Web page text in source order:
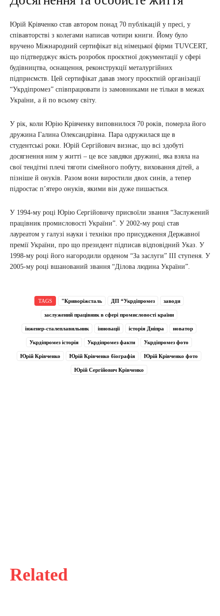
Related
Юрій Крівченко став автором понад 70 публікацій у пресі, у
співавторстві з колегами написав чотири книги. Йому було
вручено Міжнародний сертифікат від німецької фірми TUVCERT,
що підтверджує якість розробок проєктної документації у сфері
будівництва, оснащення, реконструкції металургійних
підприємств. Цей сертифікат давав змогу проєктній організації
“Укрдіпромез” співпрацювати із замовниками не тільки в межах
України, а й по всьому світу.
У рік, коли Юрію Крівченку виповнилося 70 років, померла його
дружина Галина Олександрівна. Пара одружилася ще в
студентські роки. Юрій Сергійович визнає, що всі здобуті
досягнення ним у житті – це все завдяки дружині, яка взяла на
свої тендітні плечі тяготи сімейного побуту, виховання дітей, а
пізніше й онуків. Разом вони виростили двох синів, а тепер
підростає п’ятеро онуків, якими він дуже пишається.
У 1994-му році Юрію Сергійовичу присвоїли звання “Заслужений
працівник промисловості України”. У 2002-му році став
лауреатом у галузі науки і техніки про присудження Державної
премії України, про що президент підписав відповідний Указ. У
1998-му році його нагородили орденом “За заслуги” III ступеня. У
2005-му році вшанований звання “Ділова людина України”.
TAGS "Криворіжсталь ДП “Укрдіпромез заводи
заслужений працівник в сфері промисловості країни
інженер-сталеплавильник інновації історія Дніпра новатор
Укрдіпромез історія Укрдіпромез факти Укрдіпромез фото
Юрій Крівченко Юрій Крівченко біографія Юрій Крівченко фото
Юрій Сергійович Крівченко